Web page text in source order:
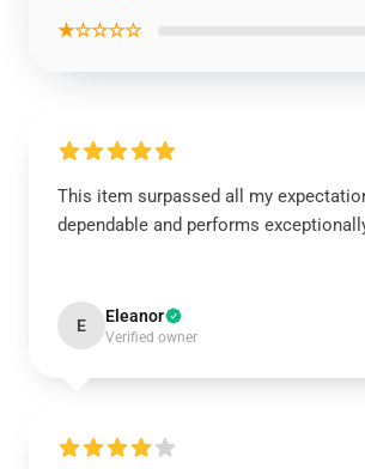
★☆☆☆☆
This item surpassed all my
dependable and performs
E Eleanor
Verified owner